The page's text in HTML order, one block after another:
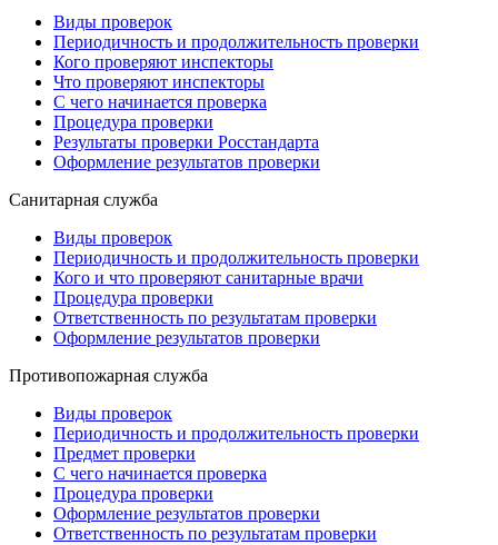
Виды проверок
Периодичность и продолжительность проверки
Кого проверяют инспекторы
Что проверяют инспекторы
С чего начинается проверка
Процедура проверки
Результаты проверки Росстандарта
Оформление результатов проверки
Санитарная служба
Виды проверок
Периодичность и продолжительность проверки
Кого и что проверяют санитарные врачи
Процедура проверки
Ответственность по результатам проверки
Оформление результатов проверки
Противопожарная служба
Виды проверок
Периодичность и продолжительность проверки
Предмет проверки
С чего начинается проверка
Процедура проверки
Оформление результатов проверки
Ответственность по результатам проверки